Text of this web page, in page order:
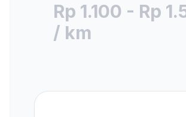
Rp 1.100 - Rp
/ km